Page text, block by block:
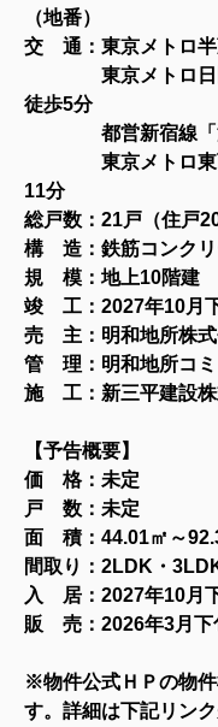
（地番）
交 通：東京メトロ半
東京メトロ
徒歩5分
都営新宿線「浜
東京メトロ東西
11分
総戸数：21戸（住戸
構 造：鉄筋コンクリ
規 模：地上10階建
竣 工：2027年10月
売 主：明和地所株
管 理：明和地所コ
施 工：新三平建設株
【予告概要】
価 格：未定
戸 数：未定
面 積：44.01㎡～92
間取り：2LDK・
入 居：2027年10月
販 売：2026年3月下
※物件公式ＨＰの物
す。詳細は下記リン